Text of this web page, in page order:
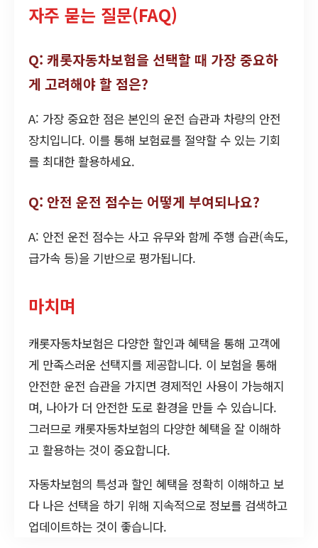
자주 묻는 질문(FAQ)
Q: 캐롯자동차보험을 선택할 때 가장 중요하
게 고려해야 할 점은?
A: 가장 중요한 점은 본인의 운전 습관과 차량의 안전
장치입니다. 이를 통해 보험료를 절약할 수 있는 기회
를 최대한 활용하세요.
Q: 안전 운전 점수는 어떻게 부여되나요?
A: 안전 운전 점수는 사고 유무와 함께 주행 습관(속도,
급가속 등)을 기반으로 평가됩니다.
마치며
캐롯자동차보험은 다양한 할인과 혜택을 통해 고객에
게 만족스러운 선택지를 제공합니다. 이 보험을 통해
안전한 운전 습관을 가지면 경제적인 사용이 가능해지
며, 나아가 더 안전한 도로 환경을 만들 수 있습니다.
그러므로 캐롯자동차보험의 다양한 혜택을 잘 이해하
고 활용하는 것이 중요합니다.
자동차보험의 특성과 할인 혜택을 정확히 이해하고 보
다 나은 선택을 하기 위해 지속적으로 정보를 검색하고
업데이트하는 것이 좋습니다.